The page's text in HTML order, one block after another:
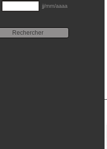
jj/mm/aaaa